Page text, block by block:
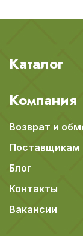
Каталог
Компания
Возврат и
Поставщикам
Блог
Контакты
Вакансии